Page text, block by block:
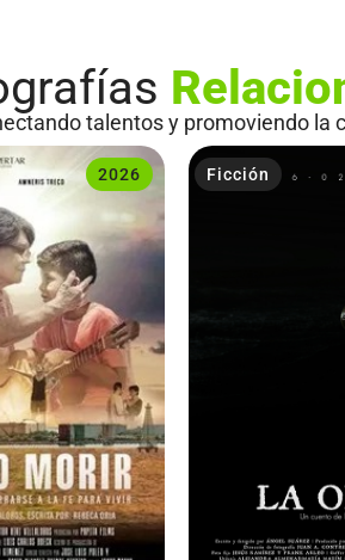
talentos y promoviendo la
2026 Ficción